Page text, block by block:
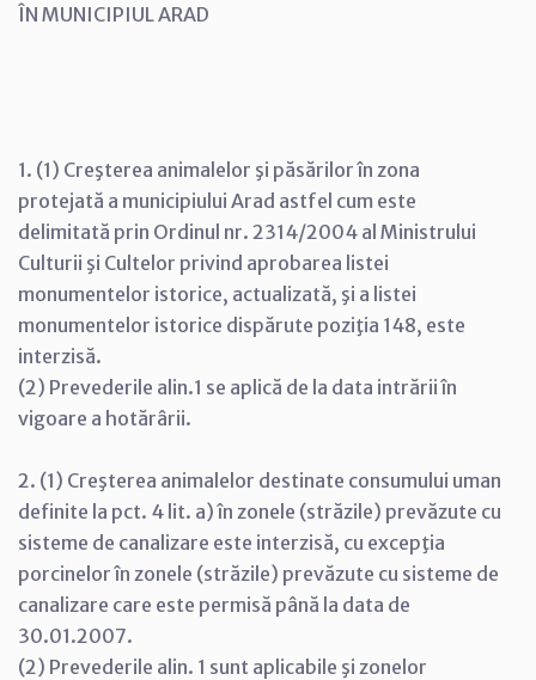
ÎN MUNICIPIUL ARAD
1. (1) Creşterea animalelor şi păsărilor în zona
protejată a municipiului Arad astfel cum este
delimitată prin Ordinul nr. 2314/2004 al Ministrului
Culturii şi Cultelor privind aprobarea listei
monumentelor istorice, actualizată, şi a listei
monumentelor istorice dispărute poziţia 148, este
interzisă.
(2) Prevederile alin.1 se aplică de la data intrării în
vigoare a hotărârii.
2. (1) Creşterea animalelor destinate consumului uman
definite la pct. 4 lit. a) în zonele (străzile) prevăzute cu
sisteme de canalizare este interzisă, cu excepţia
porcinelor în zonele (străzile) prevăzute cu sisteme de
canalizare care este permisă până la data de
30.01.2007.
(2) Prevederile alin. 1 sunt aplicabile şi zonelor